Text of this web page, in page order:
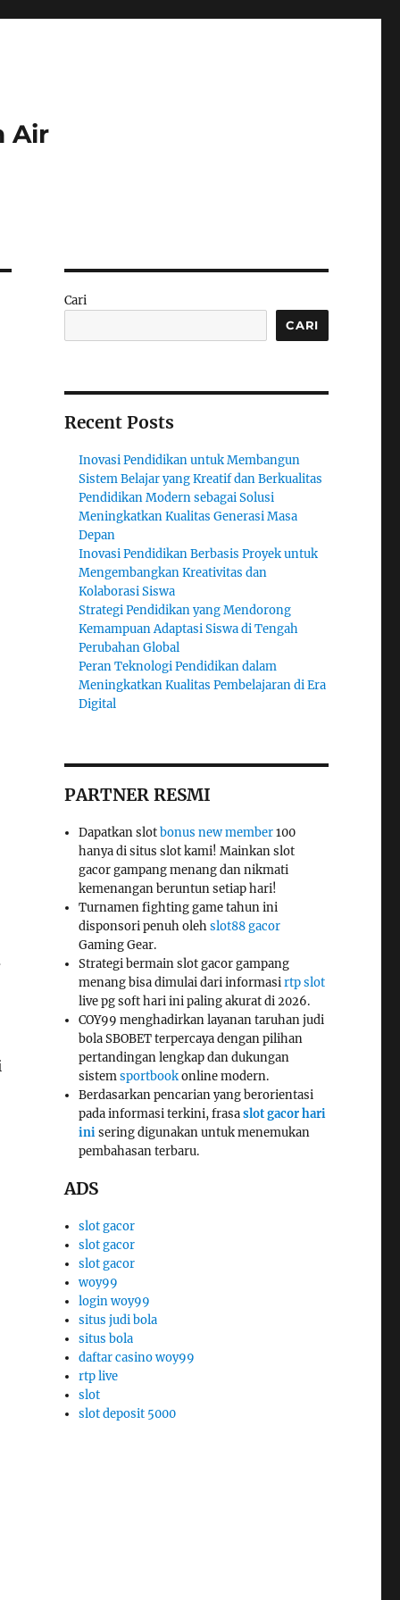
Air
Cari
CARI
Recent Posts
Inovasi Pendidikan untuk Membangun
Sistem Belajar yang Kreatif dan Berkualitas
Pendidikan Modern sebagai Solusi
Meningkatkan Kualitas Generasi Masa
Depan
Inovasi Pendidikan Berbasis Proyek untuk
Mengembangkan Kreativitas dan
Kolaborasi Siswa
Strategi Pendidikan yang Mendorong
Kemampuan Adaptasi Siswa di Tengah
Perubahan Global
Peran Teknologi Pendidikan dalam
Meningkatkan Kualitas Pembelajaran di Era
Digital
PARTNER RESMI
Dapatkan slotbonus new member100
hanya di situs slot kami! Mainkan slot
gacor gampang menang dan nikmati
kemenangan beruntun setiap hari!
Turnamen fighting game tahun ini
disponsori penuh olehslot88 gacor
Gaming Gear.
Strategi bermain slot gacor gampang
menang bisa dimulai dari informasirtp slot
live pg soft hari ini paling akurat di 2026.
COY99 menghadirkan layanan taruhan judi
bola SBOBET terpercaya dengan pilihan
pertandingan lengkap dan dukungan
sistemsportbookonline modern.
Berdasarkan pencarian yang berorientasi
pada informasi terkini, frasaslot gacor hari
inisering digunakan untuk menemukan
pembahasan terbaru.
ADS
slot gacor
slot gacor
slot gacor
woy99
login woy99
situs judi bola
situs bola
daftar casino woy99
rtp live
slot
slot deposit 5000